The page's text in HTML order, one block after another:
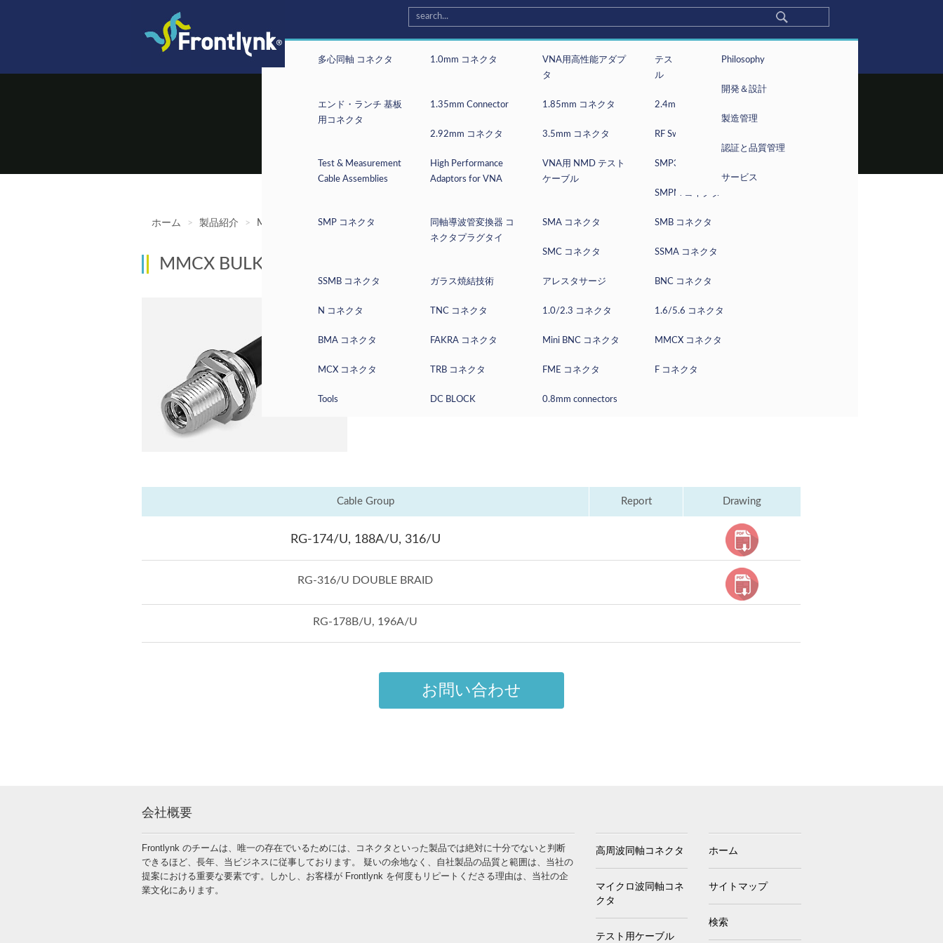
会社概要
沿革
ニュース
Privacy Policy
5G Solution
製品紹介
多心同軸 コネクタ 1.0mm コネクタ
VNA用高性能アダプ
タ
テスト＆計測用ケーブ
ル
エンド・ランチ 基板
用コネクタ
1.35mm Connector 1.85mm コネクタ 2.4mm コネクタ
2.92mm コネクタ 3.5mm コネクタ RF Switch Series
Test & Measurement
Cable Assemblies
High Performance
Adaptors for VNA
VNA用 NMD テスト
ケーブル
SMP3 Connectors
SMPM コネクタ
SMP コネクタ
同軸導波管変換器 コ
ネクタプラグタイ
SMA コネクタ SMB コネクタ
SMC コネクタ SSMA コネクタ
SSMB コネクタ ガラス焼結技術 アレスタサージ BNC コネクタ
N コネクタ TNC コネクタ 1.0/2.3 コネクタ 1.6/5.6 コネクタ
BMA コネクタ FAKRA コネクタ Mini BNC コネクタ MMCX コネクタ
MCX コネクタ TRB コネクタ FME コネクタ F コネクタ
Tools DC BLOCK 0.8mm connectors
Philosophy
開発＆設計
製造管理
認証と品質管理
サービス
お問い合わせ
ホーム > 製品紹介 > MMCX コネクタ > MMCX BULKHEAD CRIMP JACK
MMCX BULKHEAD CRIMP JACK
MODEL NO.: FL97J1-BS5
IMPEDANCE: 50
Cable Group Report Drawing
RG-174/U, 188A/U, 316/U
RG-316/U DOUBLE BRAID
RG-178B/U, 196A/U
お問い合わせ
会社概要
Frontlynk のチームは、唯一の存在でいるためには、コネクタといった製品では絶対に十分でないと判断
できるほど、長年、当ビジネスに従事しております。 疑いの余地なく、自社製品の品質と範囲は、当社の
提案における重要な要素です。しかし、お客様が Frontlynk を何度もリピートくださる理由は、当社の企
業文化にあります。
高周波同軸コネクタ
マイクロ波同軸コネ
クタ
テスト用ケーブル
ホーム
サイトマップ
検索